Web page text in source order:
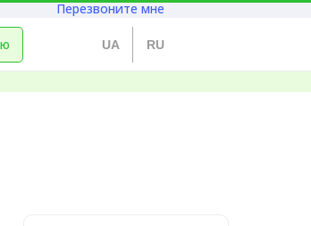
Перезвоните мне
UA RU